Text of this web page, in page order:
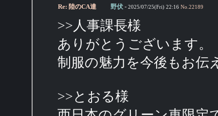
Re: 陸のCA達 野伏 - 2025/07/25(Fri) 22:16 No. 22189
>>人事課長様
ありがとうございます。
制服の魅力を今後もお伝
>>とおる様